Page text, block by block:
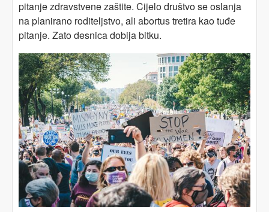
pitanje zdravstvene zaštite. Cijelo društvo se oslanja
na planirano roditeljstvo, ali abortus tretira kao tuđe
pitanje. Zato desnica dobija bitku.